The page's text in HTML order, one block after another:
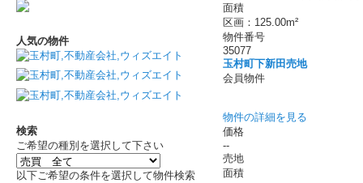
面積
区画：125.00m²
物件番号
35077
玉村町下新田売地
会員物件
物件の詳細を見る
価格
--
売地
面積
人気の物件
検索
ご希望の種別を選択して下さい
以下ご希望の条件を選択して物件検索